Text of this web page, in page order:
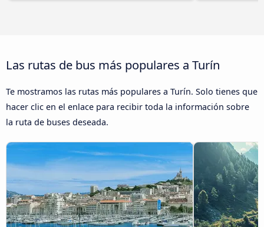
Las rutas de bus más populares a Turín
Te mostramos las rutas más populares a Turín. Solo tienes que
hacer clic en el enlace para recibir toda la información sobre
la ruta de buses deseada.